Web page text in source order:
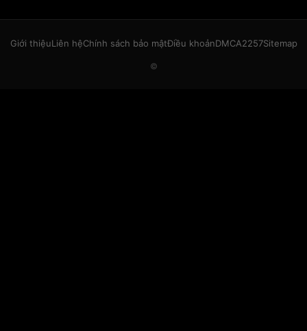
Giới thiệuLiên hệChính sách bảo mậtĐiều khoảnDMCA2257Sitemap
©